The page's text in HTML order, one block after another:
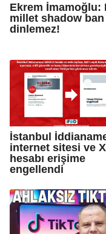
Ekrem İmamoğlu:
millet shadow
dinlemez!
İstanbul
internet sitesi ve X
hesabı erişime
engellendi